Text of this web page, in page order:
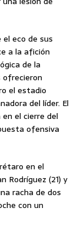
eco de sus
a la afición
de la
ofrecieron
el estadio
del líder. El
el cierre del
ofensiva
en el
Rodríguez (21) y
racha de dos
con un